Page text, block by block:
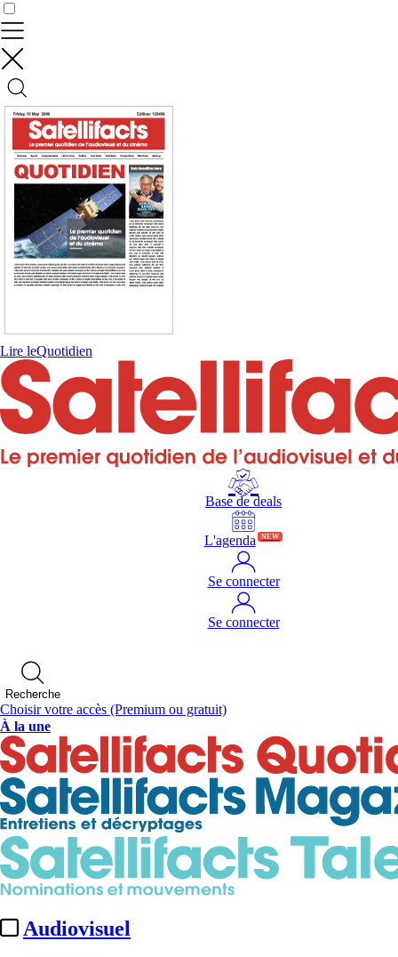
Lire leQuotidien
Base de deals
L'agenda NEW
Se connecter
Se connecter
Recherche
Choisir votre accès (Premium ou gratuit)
À la une
Audiovisuel
Contrôler vos données